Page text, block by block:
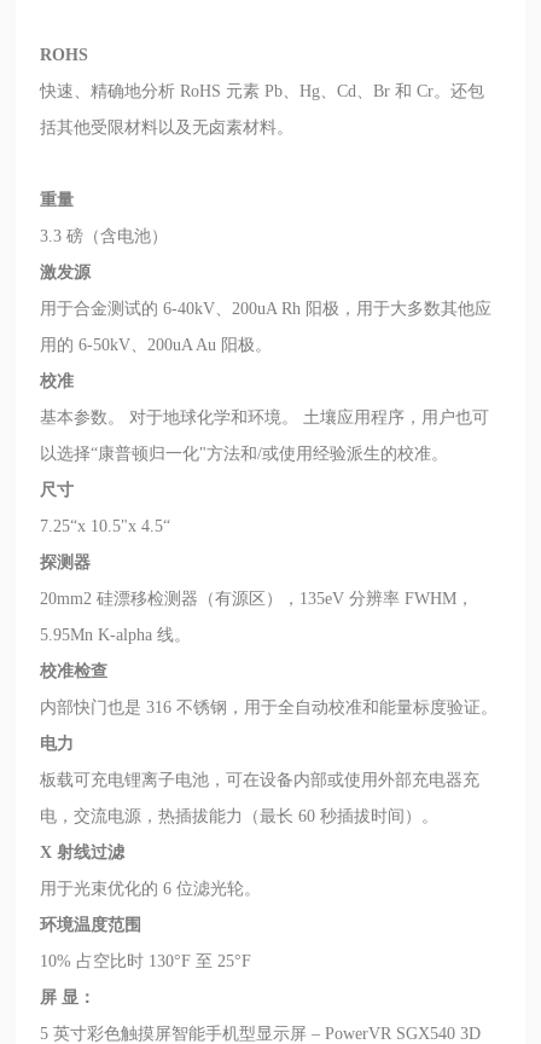
ROHS
快速、精确地分析 RoHS 元素 Pb、Hg、Cd、Br 和 Cr。还包
括其他受限材料以及无卤素材料。
重量
3.3 磅（含电池）
激发源
用于合金测试的 6-40kV、200uA Rh 阳极，用于大多数其他应
用的 6-50kV、200uA Au 阳极。
校准
基本参数。 对于地球化学和环境。 土壤应用程序，用户也可
以选择“康普顿归一化"方法和/或使用经验派生的校准。
尺寸
7.25“x 10.5"x 4.5“
探测器
20mm2 硅漂移检测器（有源区），135eV 分辨率 FWHM，
5.95Mn K-alpha 线。
校准检查
内部快门也是 316 不锈钢，用于全自动校准和能量标度验证。
电力
板载可充电锂离子电池，可在设备内部或使用外部充电器充
电，交流电源，热插拔能力（最长 60 秒插拔时间）。
X 射线过滤
用于光束优化的 6 位滤光轮。
环境温度范围
10% 占空比时 130°F 至 25°F
屏 显：
5 英寸彩色触摸屏智能手机型显示屏 – PowerVR SGX540 3D